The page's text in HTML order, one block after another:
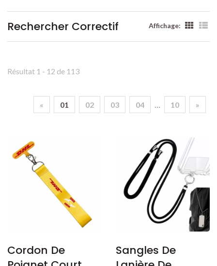
Rechercher Correctif Affichage:
Résultat 1 - 12 de 113
« 01 02 03 04 … 10 »
Cordon De
Sangles De